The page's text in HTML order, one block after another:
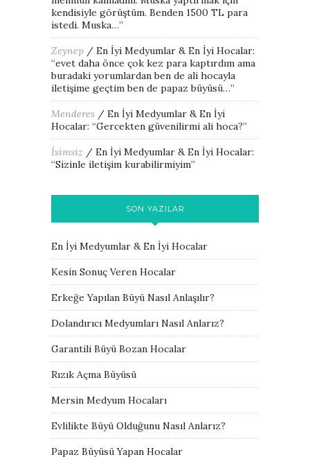
kendisiyle görüştüm. Benden 1500 TL para
istedi. Muska…”
Zeynep / En İyi Medyumlar & En İyi Hocalar:
“evet daha önce çok kez para kaptırdım ama
buradaki yorumlardan ben de ali hocayla
iletişime geçtim ben de papaz büyüsü…”
Menderes / En İyi Medyumlar & En İyi
Hocalar: “Gercekten güvenilirmi ali hoca?”
İsimsiz / En İyi Medyumlar & En İyi Hocalar:
“Sizinle iletişim kurabilirmiyim”
SON YAZILAR
En İyi Medyumlar & En İyi Hocalar
Kesin Sonuç Veren Hocalar
Erkeğe Yapılan Büyü Nasıl Anlaşılır?
Dolandırıcı Medyumları Nasıl Anlarız?
Garantili Büyü Bozan Hocalar
Rızık Açma Büyüsü
Mersin Medyum Hocaları
Evlilikte Büyü Olduğunu Nasıl Anlarız?
Papaz Büyüsü Yapan Hocalar